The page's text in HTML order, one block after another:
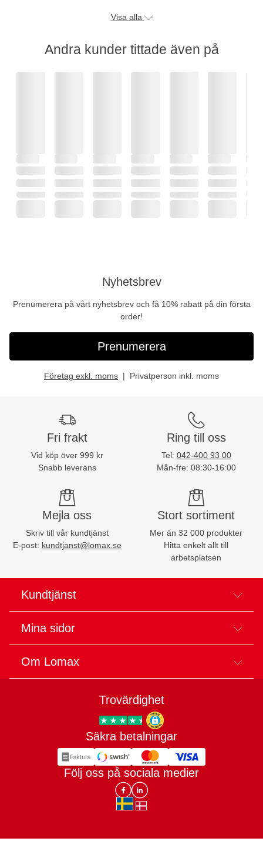
Visa alla
Andra kunder tittade även på
Nyhetsbrev
Prenumerera på vårt nyhetsbrev och få 10% rabatt på din första
order!
Prenumerera
Företag exkl. moms Privatperson inkl. moms
Fri frakt
Vid köp över 999 kr
Snabb leverans
Ring till oss
Tel: 042-400 93 00
Mån-fre: 08:30-16:00
Mejla oss
Skriv till vår kundtjänst
E-post: kundtjanst@lomax.se
Stort sortiment
Mer än 32 000 produkter
Hitta enkelt allt till
arbetsplatsen
Kundtjänst
Mina sidor
Om Lomax
Trovärdighet
Trygg E-handel
Säkra betalningar
Följ oss på sociala medier
Lomax DK Facebook
Lomax SE LinkIn
sv-SEda-DK